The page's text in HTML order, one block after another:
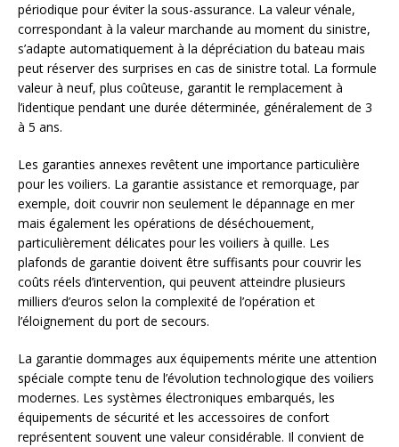
périodique pour éviter la sous-assurance. La valeur vénale,
correspondant à la valeur marchande au moment du sinistre,
s’adapte automatiquement à la dépréciation du bateau mais
peut réserver des surprises en cas de sinistre total. La formule
valeur à neuf, plus coûteuse, garantit le remplacement à
l’identique pendant une durée déterminée, généralement de 3
à 5 ans.
Les garanties annexes revêtent une importance particulière
pour les voiliers. La garantie assistance et remorquage, par
exemple, doit couvrir non seulement le dépannage en mer
mais également les opérations de déséchouement,
particulièrement délicates pour les voiliers à quille. Les
plafonds de garantie doivent être suffisants pour couvrir les
coûts réels d’intervention, qui peuvent atteindre plusieurs
milliers d’euros selon la complexité de l’opération et
l’éloignement du port de secours.
La garantie dommages aux équipements mérite une attention
spéciale compte tenu de l’évolution technologique des voiliers
modernes. Les systèmes électroniques embarqués, les
équipements de sécurité et les accessoires de confort
représentent souvent une valeur considérable. Il convient de